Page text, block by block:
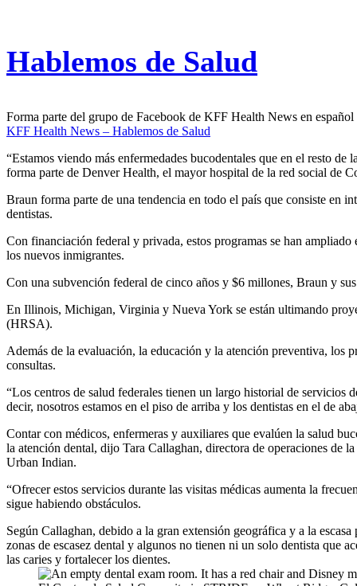
Hablemos de Salud
Forma parte del grupo de Facebook de KFF Health News en español
KFF Health News – Hablemos de Salud
“Estamos viendo más enfermedades bucodentales que en el resto
forma parte de Denver Health, el mayor hospital de la red social de
Braun forma parte de una tendencia en todo el país que consiste en
dentistas.
Con financiación federal y privada, estos programas se han
los nuevos inmigrantes.
Con una subvención federal de cinco años y $6 millones, Braun y
En Illinois, Michigan, Virginia y Nueva York se están ultimando
(HRSA).
Además de la evaluación, la educación y la atención preventiva, los
consultas.
“Los centros de salud federales tienen un largo historial de servicios
decir, nosotros estamos en el piso de arriba y los dentistas en el de
Contar con médicos, enfermeras y auxiliares que evalúen la salud
la atención dental, dijo Tara Callaghan, directora de operaciones de
Urban Indian.
“Ofrecer estos servicios durante las visitas médicas aumenta la
sigue habiendo obstáculos.
Según Callaghan, debido a la gran extensión geográfica y a la
zonas de escasez dental y algunos no tienen ni un solo dentista que
las caries y fortalecer los dientes.